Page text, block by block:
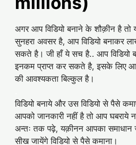
अगर आप विडियो बनाने के शौक़ीन है
सुनहरा अवसर है, आप विडियो बनाकर
सकते है। जी हाँ ये सच है.. आप विडियो
इनकम प्राप्त कर सकते है, इसके लिए
की आवश्यकता बिल्कुल है।
विडियो बनाये और उस विडियो से पैसे
आपको जानकारी नहीं है तो आप घबराये
अन्तः तक पढ़े, यक़ीनन आपका समाधान
सीख जायेंगे विडियो से पैसे कमाना।